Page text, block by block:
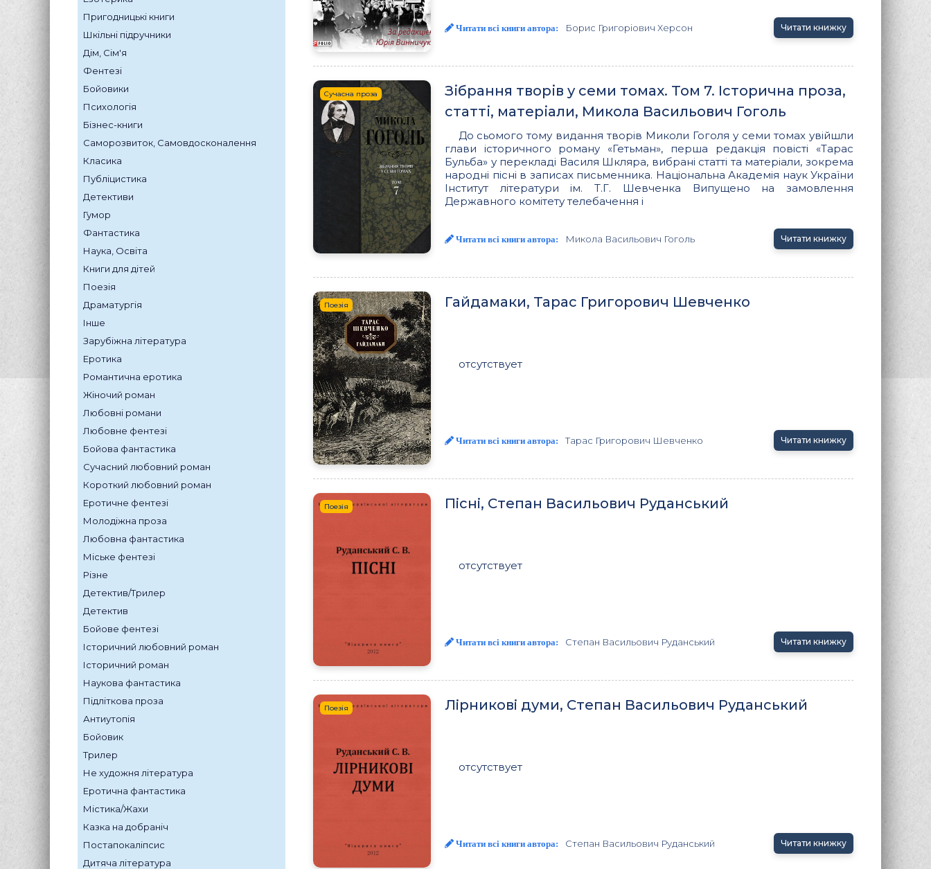
Пригодницькі книги
Шкільні підручники
Дім, Сім'я
Фентезі
Бойовики
Психологія
Бізнес-книги
Саморозвиток, Самовдосконалення
Класика
Публіцистика
Детективи
Гумор
Фантастика
Наука, Освіта
Книги для дітей
Поезія
Драматургія
Інше
Зарубіжна література
Еротика
Романтична еротика
Жіночий роман
Любовні романи
Любовне фентезі
Бойова фантастика
Сучасний любовний роман
Короткий любовний роман
Еротичне фентезі
Молодіжна проза
Любовна фантастика
Міське фентезі
Різне
Детектив/Трилер
Детектив
Бойове фентезі
Історичний любовний роман
Історичний роман
Наукова фантастика
Підліткова проза
Антиутопія
Бойовик
Трилер
Не художня література
Еротична фантастика
Містика/Жахи
Казка на добраніч
Постапокаліпсис
Дитяча література
Читати всі книги автора: Борис Григоріович Херсон Читати книжку
Сучасна проза
Зібрання творів у семи томах. Том 7. Історична проза,
статті, матеріали, Микола Васильович Гоголь
До сьомого тому видання творів Миколи Гоголя у семи томах увійшли
глави історичного роману «Гетьман», перша редакція повісті «Тарас
Бульба» у перекладі Василя Шкляра, вибрані статті та матеріали, зокрема
народні пісні в записах письменника. Національна Академія наук України
Інститут літератури ім. Т.Г. Шевченка Випущено на замовлення
Державного комітету телебачення і
Читати всі книги автора: Микола Васильович Гоголь Читати книжку
Поезія Гайдамаки, Тарас Григорович Шевченко
отсутствует
Читати всі книги автора: Тарас Григорович Шевченко Читати книжку
Поезія Пiснi, Степан Васильович Руданський
отсутствует
Читати всі книги автора: Степан Васильович Руданський Читати книжку
Поезія Лiрниковi думи, Степан Васильович Руданський
отсутствует
Читати всі книги автора: Степан Васильович Руданський Читати книжку